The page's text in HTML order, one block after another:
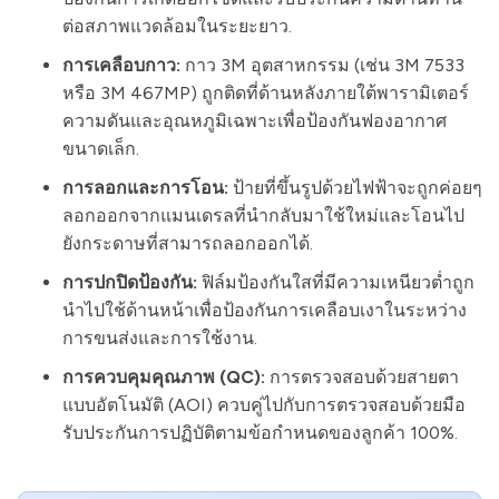
ต่อสภาพแวดล้อมในระยะยาว.
การเคลือบกาว: กาว 3M อุตสาหกรรม (เช่น 3M 7533
หรือ 3M 467MP) ถูกติดที่ด้านหลังภายใต้พารามิเตอร์
ความดันและอุณหภูมิเฉพาะเพื่อป้องกันฟองอากาศ
ขนาดเล็ก.
การลอกและการโอน: ป้ายที่ขึ้นรูปด้วยไฟฟ้าจะถูกค่อยๆ
ลอกออกจากแมนเดรลที่นำกลับมาใช้ใหม่และโอนไป
ยังกระดาษที่สามารถลอกออกได้.
การปกปิดป้องกัน: ฟิล์มป้องกันใสที่มีความเหนียวต่ำถูก
นำไปใช้ด้านหน้าเพื่อป้องกันการเคลือบเงาในระหว่าง
การขนส่งและการใช้งาน.
การควบคุมคุณภาพ (QC): การตรวจสอบด้วยสายตา
แบบอัตโนมัติ (AOI) ควบคู่ไปกับการตรวจสอบด้วยมือ
รับประกันการปฏิบัติตามข้อกำหนดของลูกค้า 100%.